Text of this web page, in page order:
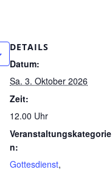
DETAILS
Datum:
Sa. 3. Oktober 2026
Zeit:
12.00 Uhr
Veranstaltungskategorie
n:
Gottesdienst,